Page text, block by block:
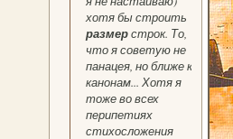
хотя бы строить
размерстрок. То,
что я советую не
панацея, но ближе к
канонам... Хотя я
тоже во всех
перипетиях
стихосложения